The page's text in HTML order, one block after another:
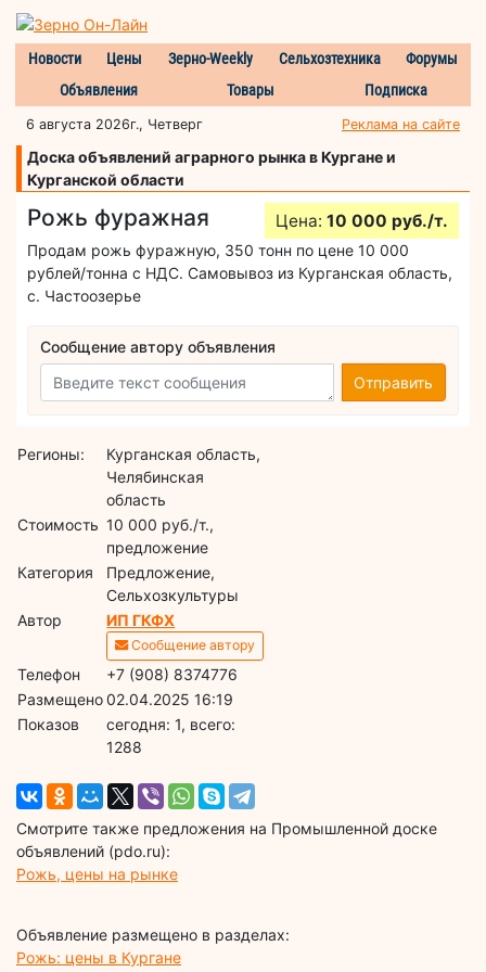
Новости Цены Зерно-Weekly Сельхозтехника
Форумы
Объявления
Товары Подписка
6 августа 2026г., Четверг Реклама на сайте
Доска объявлений аграрного рынка в Кургане и
Курганской области
Рожь фуражная Цена: 10 000 руб./т.
Продам рожь фуражную, 350 тонн по цене 10 000
рублей/тонна с НДС. Самовывоз из Курганская область,
с. Частоозерье
Сообщение автору объявления
Отправить
Регионы:
Курганская область,
Челябинская
область
Стоимость 10 000 руб./т.,
предложение
Категория
Предложение,
Сельхозкультуры
Автор
ИП ГКФХ
Сообщение автору
Телефон
+7 (908) 8374776
Размещено02.04.2025 16:19
Показов
cегодня: 1, всего:
1288
Смотрите также предложения на Промышленной доске
объявлений (pdo.ru):
Рожь, цены на рынке
Объявление размещено в разделах:
Рожь: цены в Кургане